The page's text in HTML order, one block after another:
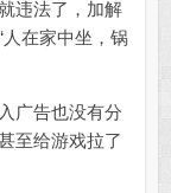
违法了，加解
在家中坐，锅
广告也没有分
至给游戏拉了